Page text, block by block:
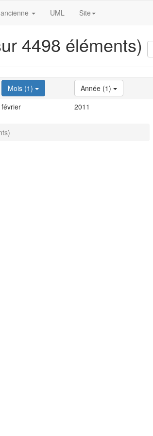
UML Site
4498 éléments)
Mois (1) Année (1)
février 2011